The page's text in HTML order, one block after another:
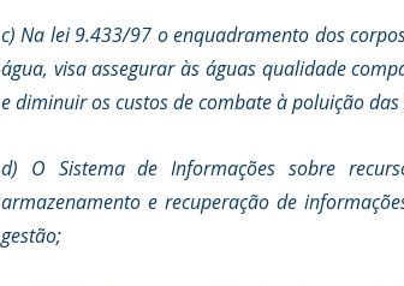
c) Na lei 9.433/97 o enquadramento dos
água, visa assegurar às águas qualidade
e diminuir os custos de combate à poluição
d) O Sistema de Informações sobre
armazenamento e recuperação de
gestão;